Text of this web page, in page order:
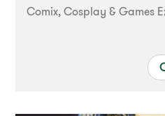
Comix, Cosplay & Games